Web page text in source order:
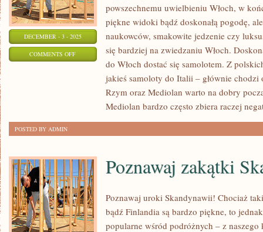
DECEMBER - 3 - 2025
COMMENTS OFFON
powszechnemu uwielbieniu Włoch, w
piękne widoki bądź doskonałą pogodę,
naukowców, smakowite jedzenie czy
się bardziej na zwiedzaniu Włoch.
do Włoch dostać się samolotem. Z
jakieś samoloty do Italii – głównie chodzi
Rzym oraz Mediolan warto na dobry
Mediolan bardzo często zbiera raczej
POSTED BY ADMIN
Poznawaj zakątki
Poznawaj uroki Skandynawii! Chociaż
bądź Finlandia są bardzo piękne, to
popularne wśród podróżnych – z naszego